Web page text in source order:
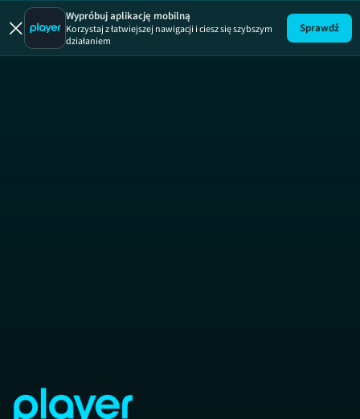
Wypróbuj aplikację mobilną
Korzystaj z łatwiejszej nawigacji i ciesz się szybszym
działaniem
Sprawdź